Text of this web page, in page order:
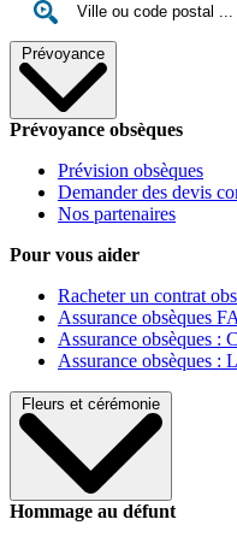
Prévoyance
Prévoyance obsèques
Prévision obsèques
Demander des devis
Nos partenaires
Pour vous aider
Racheter un contrat
Assurance obsèques
Assurance obsèques :
Assurance obsèques :
Fleurs et cérémonie
Hommage au défunt